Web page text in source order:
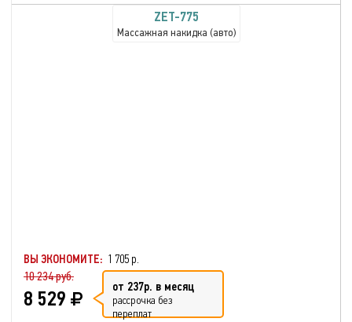
ZET-775
Массажная накидка (авто)
ВЫ ЭКОНОМИТЕ: 1 705 р.
10 234 руб.
8 529 от 237р. в месяц
рассрочка без
переплат